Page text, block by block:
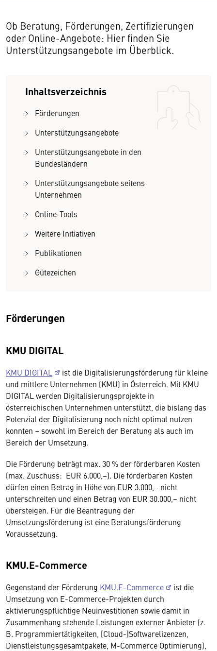
Ob Beratung, Förderungen, Zertifizierungen
oder Online-Angebote: Hier finden Sie
Unterstützungsangebote im Überblick.
Inhaltsverzeichnis
Förderungen
Unterstützungsangebote
Unterstützungsangebote in den
Bundesländern
Unterstützungsangebote seitens
Unternehmen
Online-Tools
Weitere Initiativen
Publikationen
Gütezeichen
Förderungen
KMU DIGITAL
KMU DIGITAL
ist die Digitalisierungsförderung für kleine
und mittlere Unternehmen (KMU) in Österreich. Mit KMU
DIGITAL werden Digitalisierungsprojekte in
österreichischen Unternehmen unterstützt, die bislang das
Potenzial der Digitalisierung noch nicht optimal nutzen
konnten – sowohl im Bereich der Beratung als auch im
Bereich der Umsetzung.
Die Förderung beträgt max. 30 % der förderbaren Kosten
(max. Zuschuss: EUR 6.000,–). Die förderbaren Kosten
dürfen einen Betrag in Höhe von EUR 3.000,– nicht
unterschreiten und einen Betrag von EUR 30.000,– nicht
übersteigen. Für die Beantragung der
Umsetzungsförderung ist eine Beratungsförderung
Voraussetzung.
KMU.E-Commerce
Gegenstand der Förderung KMU.E-Commerce
ist die
Umsetzung von E-Commerce-Projekten durch
aktivierungspflichtige Neuinvestitionen sowie damit in
Zusammenhang stehende Leistungen externer Anbieter (z.
B. Programmiertätigkeiten, [Cloud-]Softwarelizenzen,
Dienstleistungsgesamtpakete, M-Commerce Optimierung),